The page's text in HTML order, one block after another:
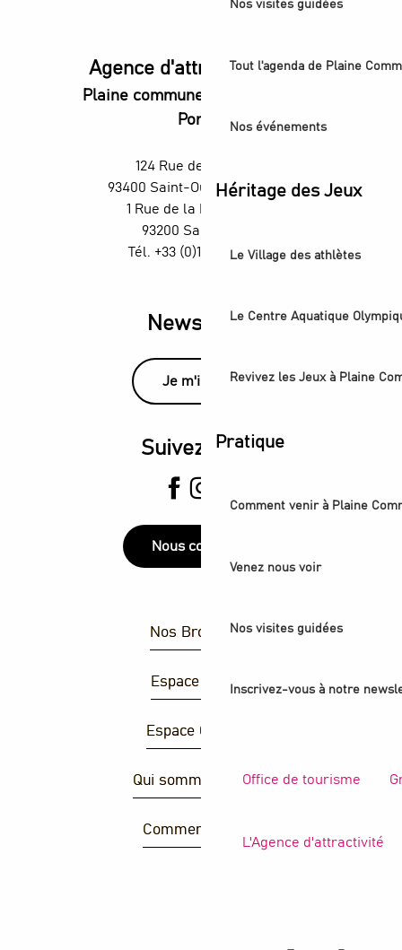
Nos visites guidées
Tout l'agenda de Plaine
Nos événements
Héritage des Jeux
Le Village des athlètes
Le Centre Aquatique
Revivez les Jeux à Plaine
Pratique
Comment venir à Plaine
Venez nous voir
Nos visites guidées
Inscrivez-vous à notre
Office de tourisme
L'Agence d'attractivité
Agence d'attractivité POP
Plaine commune vous Ouvre ses
Portes
124 Rue des Rosiers,
93400 Saint-Ouen-sur-Seine
1 Rue de la République,
93200 Saint-Denis
Tél. +33 (0)1 55 870 870
Newsletter
Je m'inscris
Suivez-nous
Nous contacter
Nos Brochures
Espace Presse
Espace Groupes
Qui sommes-nous ?
Comment venir ?